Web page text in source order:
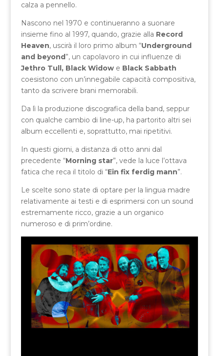
calza a pennello.
Nascono nel 1970 e continueranno a suonare
insieme fino al 1997, quando, grazie alla Record
Heaven, uscirà il loro primo album “Underground
and beyond”, un capolavoro in cui influenze di
Jethro Tull, Black Widowe Black Sabbath
coesistono con un’innegabile capacità compositiva,
tanto da scrivere brani memorabili.
Da lì la produzione discografica della band, seppur
con qualche cambio di line-up, ha partorito altri sei
album eccellenti e, soprattutto, mai ripetitivi.
In questi giorni, a distanza di otto anni dal
precedente “Morning star”, vede la luce l’ottava
fatica che reca il titolo di “Ein fix ferdig mann”.
Le scelte sono state di optare per la lingua madre
relativamente ai testi e di esprimersi con un sound
estremamente ricco, grazie a un organico
numeroso e di prim’ordine.